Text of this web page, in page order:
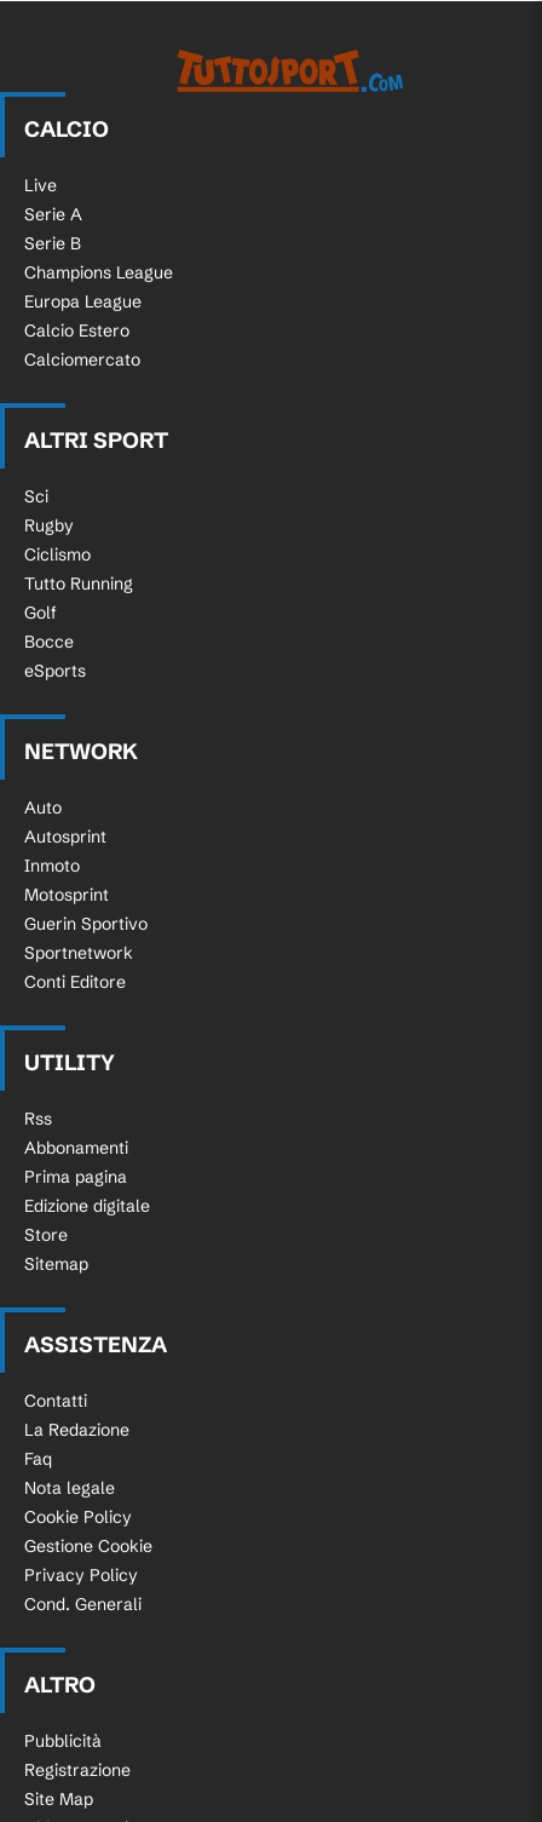
CALCIO
Live
Serie A
Serie B
Champions League
Europa League
Calcio Estero
Calciomercato
ALTRI SPORT
Sci
Rugby
Ciclismo
Tutto Running
Golf
Bocce
eSports
NETWORK
Auto
Autosprint
Inmoto
Motosprint
Guerin Sportivo
Sportnetwork
Conti Editore
UTILITY
Rss
Abbonamenti
Prima pagina
Edizione digitale
Store
Sitemap
ASSISTENZA
Contatti
La Redazione
Faq
Nota legale
Cookie Policy
Gestione Cookie
Privacy Policy
Cond. Generali
ALTRO
Pubblicità
Registrazione
Site Map